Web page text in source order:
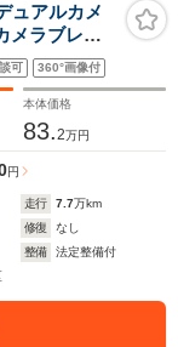
アルカメ
メラブレ―
ニック スト
グTV・両側
可 360°画像付
本体価格
83.2万円
円
走行 7.7万km
修復
なし
整備
法定整備付